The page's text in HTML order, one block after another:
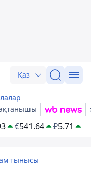
Қаз
€541.64 ₽5.71
тынысы